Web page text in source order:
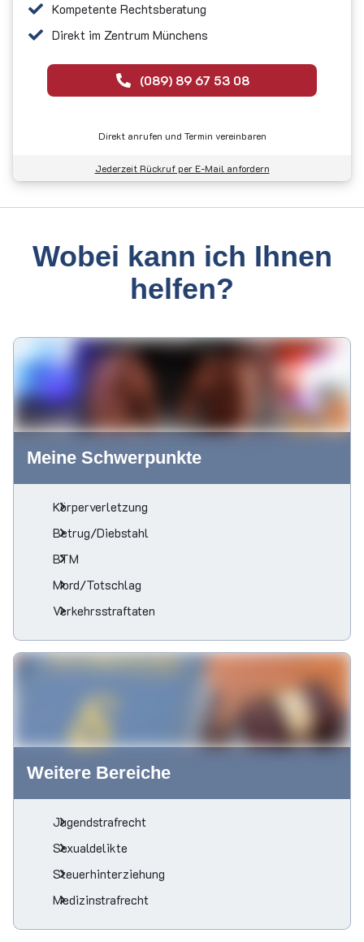
Kompetente Rechtsberatung
Direkt im Zentrum Münchens
(089) 89 67 53 08
Direkt anrufen und Termin vereinbaren
Jederzeit Rückruf per E-Mail anfordern
Wobei kann ich Ihnen
helfen?
Meine Schwerpunkte
Körperverletzung
Betrug/Diebstahl
BTM
Mord/Totschlag
Verkehrsstraftaten
Weitere Bereiche
Jugendstrafrecht
Sexualdelikte
Steuerhinterziehung
Medizinstrafrecht